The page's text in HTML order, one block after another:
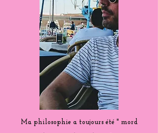
Ma philosophie a toujours été " mord